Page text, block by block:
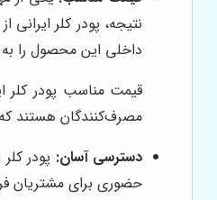
نتیجه، پودر کلر
داخلی این محصول را
قیمت مناسب پودر کلر
مصرف‌کنندگان هستند که
دسترسی آسان: پودر
حضوری برای مشتریان